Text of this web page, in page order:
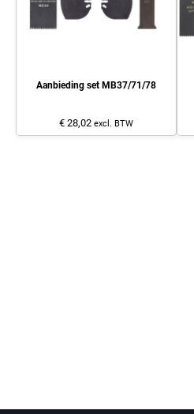
Aanbieding set MB37/71/78
€ 28,02 excl. BTW